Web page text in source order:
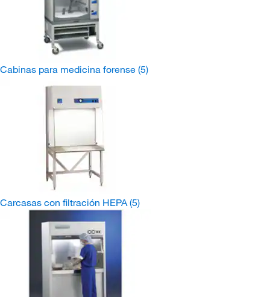
Cabinas para medicina forense (5)
Carcasas con filtración HEPA(5)